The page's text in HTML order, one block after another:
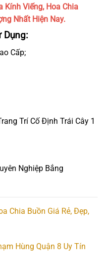
Kính Viếng, Hoa Chia
Nhất Hiện Nay.
Dụng:
Cấp;
Trí Cố Định Trái Cây 1
Nghiệp Bắng
Chia Buồn Giá Rẻ, Đẹp,
Hùng Quận 8 Uy Tín